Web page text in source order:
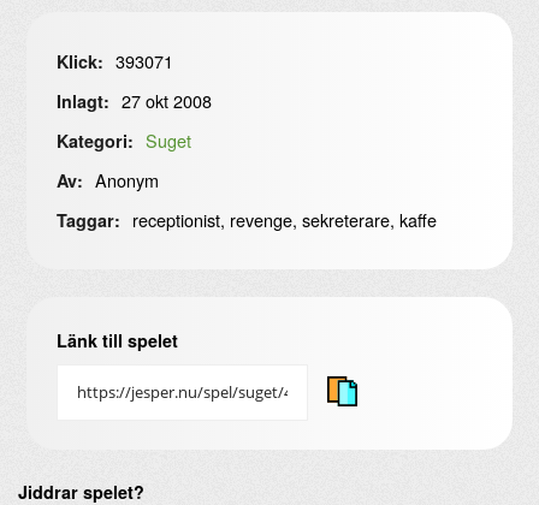
Klick: 393071
Inlagt: 27 okt 2008
Kategori: Suget
Av: Anonym
Taggar: receptionist, revenge, sekreterare, kaffe
Länk till spelet
Jiddrar spelet?